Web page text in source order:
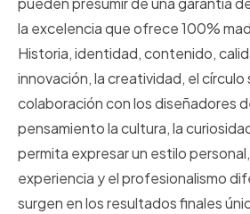
la excelencia que ofrece 100%
Historia, identidad, contenido,
innovación, la creatividad, el círculo
colaboración con los diseñadores
pensamiento la cultura, la
permita expresar un estilo
experiencia y el profesionalismo
surgen en los resultados finales